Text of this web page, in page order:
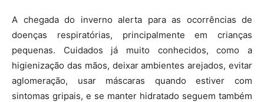
A chegada do inverno alerta para as ocorrências de
doenças respiratórias, principalmente em crianças
pequenas. Cuidados já muito conhecidos, como a
higienização das mãos, deixar ambientes arejados, evitar
aglomeração, usar máscaras quando estiver com
sintomas gripais, e se manter hidratado seguem também